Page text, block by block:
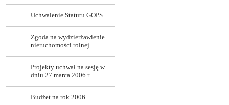
Uchwalenie Statutu GOPS
Zgoda na wydzierżawienie
nieruchomości rolnej
Projekty uchwał na sesję w
dniu 27 marca 2006 r.
Budżet na rok 2006